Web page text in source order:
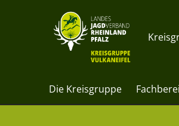
Die Kreisgruppe